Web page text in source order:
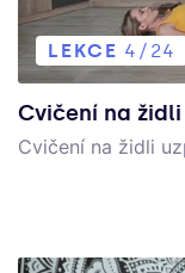
LEKCE 4/24
Cvičení na
Cvičení na židli